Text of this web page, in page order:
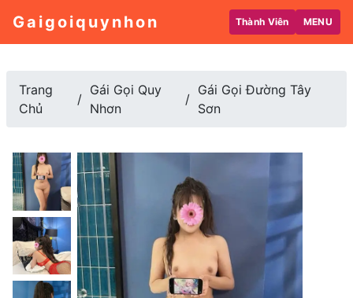
Gaigoiquynhon Thành Viên MENU
Trang
Chủ
Gái Gọi Quy
Nhơn
Gái Gọi Đường Tây
Sơn